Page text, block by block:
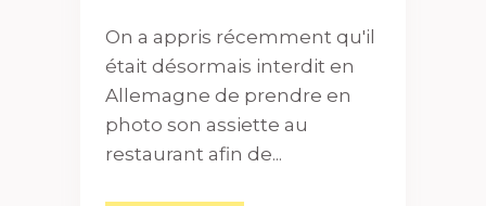
On a appris récemment qu'il
était désormais interdit en
Allemagne de prendre en
photo son assiette au
restaurant afin de...